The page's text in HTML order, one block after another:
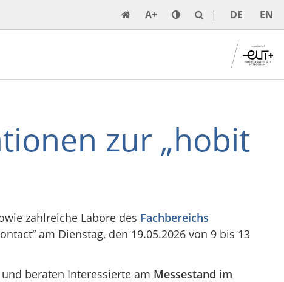
A+ DE EN
zur „hobit
zahlreiche Labore des Fachbereichs
am Dienstag, den 19.05.2026 von 9 bis 13
beraten Interessierte am Messestand im